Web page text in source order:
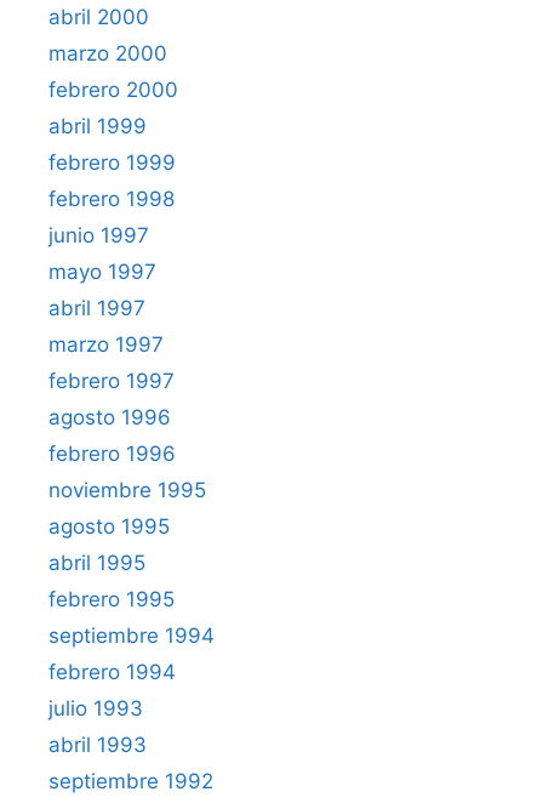
abril 2000
marzo 2000
febrero 2000
abril 1999
febrero 1999
febrero 1998
junio 1997
mayo 1997
abril 1997
marzo 1997
febrero 1997
agosto 1996
febrero 1996
noviembre 1995
agosto 1995
abril 1995
febrero 1995
septiembre 1994
febrero 1994
julio 1993
abril 1993
septiembre 1992